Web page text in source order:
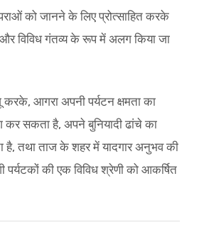
को जानने के लिए प्रोत्साहित करके
विविध गंतव्य के रूप में अलग किया जा
करके, आगरा अपनी पर्यटन क्षमता का
कर सकता है, अपने बुनियादी ढांचे का
तथा ताज के शहर में यादगार अनुभव की
पर्यटकों की एक विविध श्रेणी को आकर्षित